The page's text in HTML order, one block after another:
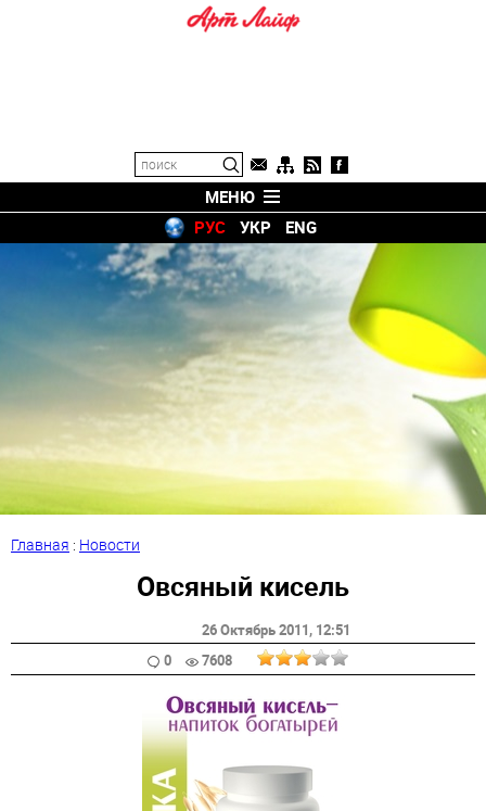
МЕНЮ
РУС
УКР ENG
Главная : Новости
Овсяный кисель
26 Октябрь 2011, 12:51
0
7608